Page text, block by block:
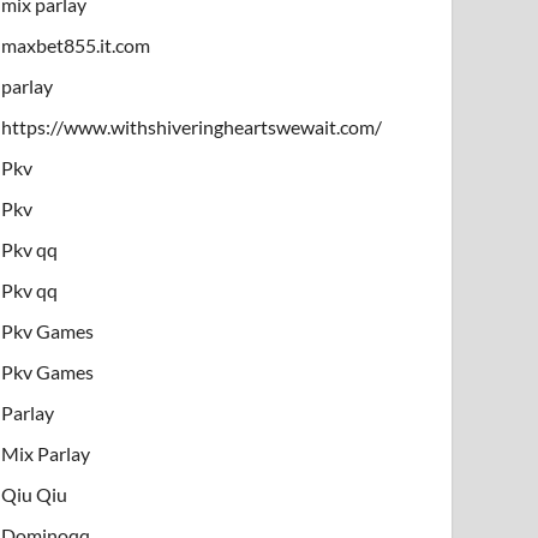
maxbet855.it.com
parlay
https://www.withshiveringheartswewait.com/
Pkv
Pkv
Pkv qq
Pkv qq
Pkv Games
Pkv Games
Parlay
Mix Parlay
Qiu Qiu